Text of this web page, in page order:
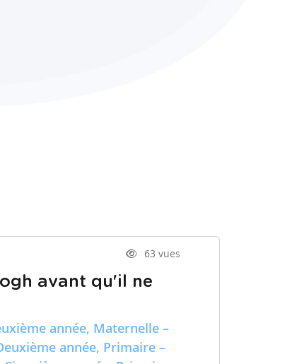
63 vues
avant qu'il ne
année, Maternelle –
année, Primaire –